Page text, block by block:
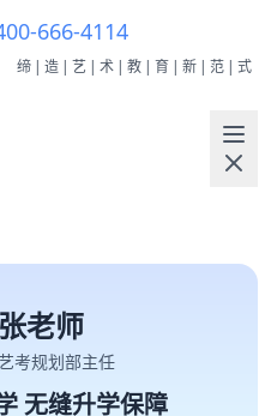
666-4114
缔|造|艺|术|教|育|新|范|式
张老师
考规划部主任
无缝升学保障